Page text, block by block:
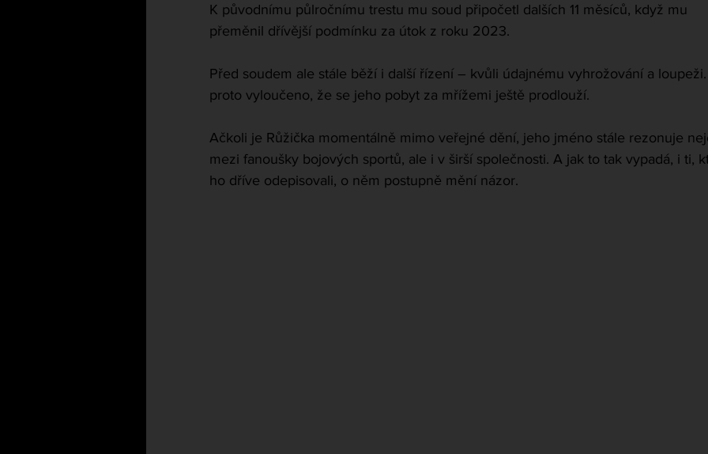
K původnímu půlročnímu trestu mu soud připočetl dalších 11 měsíců, když mu
přeměnil dřívější podmínku za útok z roku 2023.
Před soudem ale stále běží i další řízení – kvůli údajnému vyhrožování a
proto vyloučeno, že se jeho pobyt za mřížemi ještě prodlouží.
Ačkoli je Růžička momentálně mimo veřejné dění, jeho jméno stále rezonuje
mezi fanoušky bojových sportů, ale i v širší společnosti. A jak to tak vypadá, i ti,
ho dříve odepisovali, o něm postupně mění názor.